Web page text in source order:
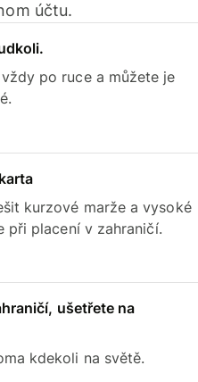
účtu.
po ruce a můžete je
kurzové marže a vysoké
při placení v zahraničí.
ušetřete na
kdekoli na světě.